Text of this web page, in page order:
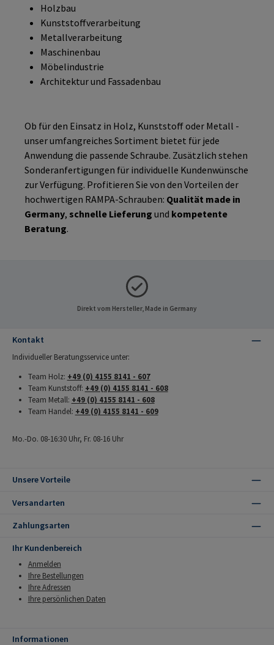
Holzbau
Kunststoffverarbeitung
Metallverarbeitung
Maschinenbau
Möbelindustrie
Architektur und Fassadenbau
Ob für den Einsatz in Holz, Kunststoff oder Metall -
unser umfangreiches Sortiment bietet für jede
Anwendung die passende Schraube. Zusätzlich stehen
Sonderanfertigungen für individuelle Kundenwünsche
zur Verfügung. Profitieren Sie von den Vorteilen der
hochwertigen RAMPA-Schrauben: Qualität made in
Germany, schnelle Lieferung und kompetente
Beratung.
Direkt vom Hersteller, Made in Germany
Kontakt
Individueller Beratungsservice unter:
Team Holz: +49 (0) 4155 8141 - 607
Team Kunststoff: +49 (0) 4155 8141 - 608
Team Metall: +49 (0) 4155 8141 - 608
Team Handel: +49 (0) 4155 8141 - 609
Mo.-Do. 08-16:30 Uhr, Fr. 08-16 Uhr
Unsere Vorteile
Versandarten
Zahlungsarten
Ihr Kundenbereich
Anmelden
Ihre Bestellungen
Ihre Adressen
Ihre persönlichen Daten
Informationen